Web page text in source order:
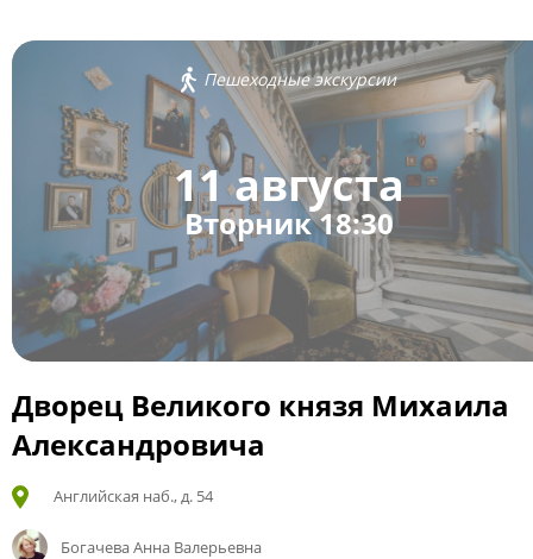
Пешеходные экскурсии
11 августа
Вторник 18:30
Дворец Великого князя Михаила
Александровича
Английская наб., д. 54
Богачева Анна Валерьевна